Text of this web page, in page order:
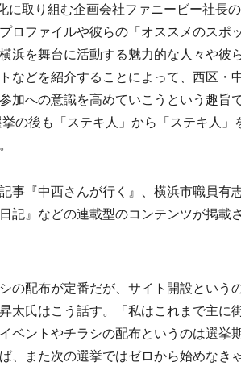
に取り組む企画会社ファニービー社長
ロファイルや彼らの「オススメのスポ
浜を舞台に活動する魅力的な人々や彼
などを紹介することによって、西区・
加への意識を高めていこうという趣旨
の後も「ステキ人」から「ステキ人」
事『中西さんが行く』、横浜市職員有
』などの連載型のコンテンツが掲載さ
の配布が定番だが、サイト開設という
太氏はこう話す。「私はこれまで主に
ベントやチラシの配布というのは選挙
、また次の選挙ではゼロから始めなき